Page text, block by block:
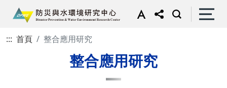
::: 首頁 整合應用研究
整合應用研究